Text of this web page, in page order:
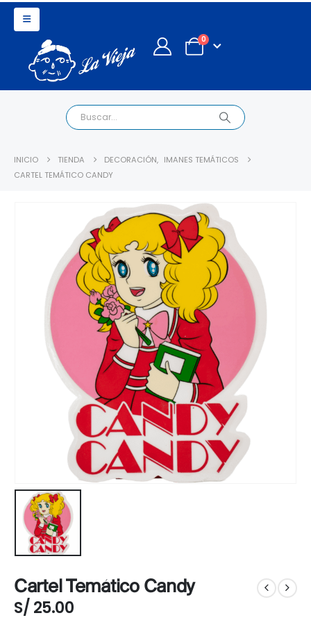
0
INICIO TIENDA DECORACIÓN, IMANES TEMÁTICOS
CARTEL TEMÁTICO CANDY
Cartel Temático Candy
S/ 25.00